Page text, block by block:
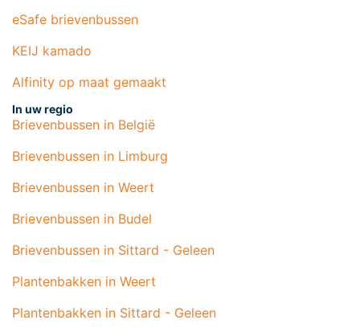
eSafe brievenbussen
KEIJ kamado
Alfinity op maat gemaakt
In uw regio
Brievenbussen in België
Brievenbussen in Limburg
Brievenbussen in Weert
Brievenbussen in Budel
Brievenbussen in Sittard - Geleen
Plantenbakken in Weert
Plantenbakken in Sittard - Geleen